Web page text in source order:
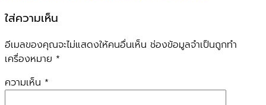
ใส่ความเห็น
อีเมลของคุณจะไม่แสดงให้คนอื่นเห็น ช่องข้อมูลจำเป็นถูกทำ
เครื่องหมาย *
ความเห็น *